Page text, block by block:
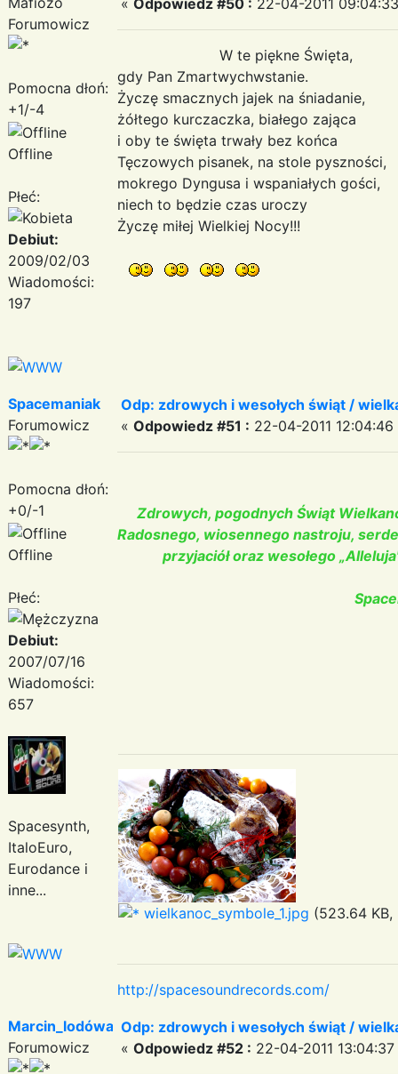
Forumowicz
Pomocna dłoń:
+1/-4
Offline
Płeć:
Debiut:
2009/02/03
Wiadomości:
197
W te piękne Święta,
gdy Pan Zmartwychwstanie.
Życzę smacznych jajek na śniadanie,
żółtego kurczaczka, białego zająca
i oby te święta trwały bez końca
Tęczowych pisanek, na stole pyszności,
mokrego Dyngusa i wspaniałych gości,
niech to będzie czas uroczy
Życzę miłej Wielkiej Nocy!!!
Spacemaniak
Forumowicz
Pomocna dłoń:
+0/-1
Offline
Płeć:
Debiut:
2007/07/16
Wiadomości:
657
Spacesynth,
ItaloEuro,
Eurodance i
inne...
Odp: zdrowych i wesołych świąt /
« Odpowiedz #51 : 22-04-2011 12:04:46
Zdrowych, pogodnych Świąt
Radosnego, wiosennego nastroju,
przyjaciół oraz wesołego
wielkanoc_symbole_1.jpg (523.64
http://spacesoundrecords.com/
Marcin_lodówa
Forumowicz
Odp: zdrowych i wesołych świąt /
« Odpowiedz #52 : 22-04-2011 13:04:37